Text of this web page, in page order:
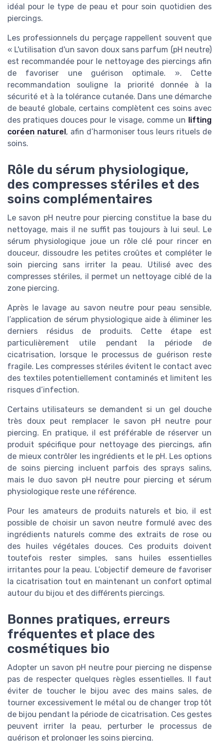
idéal pour le type de peau et pour soin quotidien des
piercings.
Les professionnels du perçage rappellent souvent que
« L'utilisation d'un savon doux sans parfum (pH neutre)
est recommandée pour le nettoyage des piercings afin
de favoriser une guérison optimale. ». Cette
recommandation souligne la priorité donnée à la
sécurité et à la tolérance cutanée. Dans une démarche
de beauté globale, certains complètent ces soins avec
des pratiques douces pour le visage, comme un lifting
coréen naturel, afin d’harmoniser tous leurs rituels de
soins.
Rôle du sérum physiologique,
des compresses stériles et des
soins complémentaires
Le savon pH neutre pour piercing constitue la base du
nettoyage, mais il ne suffit pas toujours à lui seul. Le
sérum physiologique joue un rôle clé pour rincer en
douceur, dissoudre les petites croûtes et compléter le
soin piercing sans irriter la peau. Utilisé avec des
compresses stériles, il permet un nettoyage ciblé de la
zone piercing.
Après le lavage au savon neutre pour peau sensible,
l’application de sérum physiologique aide à éliminer les
derniers résidus de produits. Cette étape est
particulièrement utile pendant la période de
cicatrisation, lorsque le processus de guérison reste
fragile. Les compresses stériles évitent le contact avec
des textiles potentiellement contaminés et limitent les
risques d’infection.
Certains utilisateurs se demandent si un gel douche
très doux peut remplacer le savon pH neutre pour
piercing. En pratique, il est préférable de réserver un
produit spécifique pour nettoyage des piercings, afin
de mieux contrôler les ingrédients et le pH. Les options
de soins piercing incluent parfois des sprays salins,
mais le duo savon pH neutre pour piercing et sérum
physiologique reste une référence.
Pour les amateurs de produits naturels et bio, il est
possible de choisir un savon neutre formulé avec des
ingrédients naturels comme des extraits de rose ou
des huiles végétales douces. Ces produits doivent
toutefois rester simples, sans huiles essentielles
irritantes pour la peau. L’objectif demeure de favoriser
la cicatrisation tout en maintenant un confort optimal
autour du bijou et des différents piercings.
Bonnes pratiques, erreurs
fréquentes et place des
cosmétiques bio
Adopter un savon pH neutre pour piercing ne dispense
pas de respecter quelques règles essentielles. Il faut
éviter de toucher le bijou avec des mains sales, de
tourner excessivement le métal ou de changer trop tôt
de bijou pendant la période de cicatrisation. Ces gestes
peuvent irriter la peau, perturber le processus de
guérison et prolonger les soins piercing.